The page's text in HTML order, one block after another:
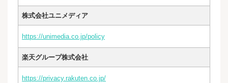
株式会社ユニメディア
https://unimedia.co.jp/policy
楽天グループ株式会社
https://privacy.rakuten.co.jp/